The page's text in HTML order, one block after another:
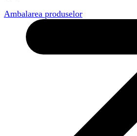
Ambalarea produselor